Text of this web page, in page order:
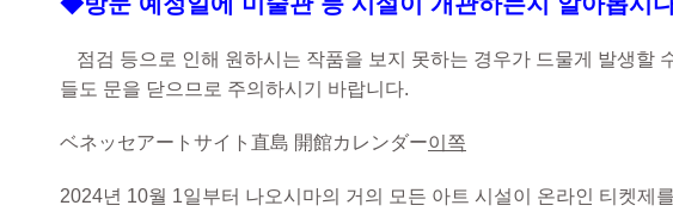
점검 등으로 인해 원하시는 작품을 보지 못하는 경우가 드물게 발생할
들도 문을 닫으므로 주의하시기 바랍니다.
ベネッセアートサイト直島 開館カレンダー이쪽
2024년 10월 1일부터 나오시마의 거의 모든 아트 시설이 온라인 티켓제